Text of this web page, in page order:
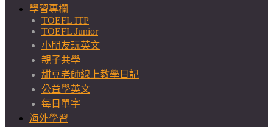
學習專欄
TOEFL ITP
TOEFL Junior
小朋友玩英文
親子共學
甜豆老師線上教學日記
公益學英文
每日單字
海外學習